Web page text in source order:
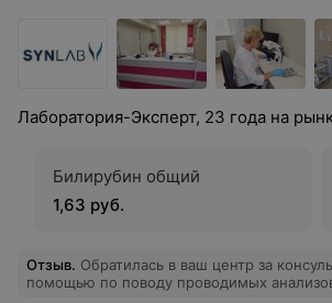
Лаборатория-Эксперт, 23 года на
Билирубин общий
1,63 руб.
Отзыв. Обратилась в ваш центр за
помощью по поводу проводимых